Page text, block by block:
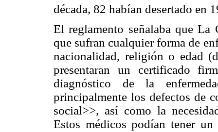
década, 82 habían desertado en
El reglamento señalaba que La
que sufran cualquier forma de
nacionalidad, religión o edad
presentaran un certificado
diagnóstico de la
principalmente los defectos de
social>>, así como la
Estos médicos podían tener